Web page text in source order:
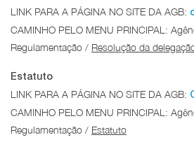
LINK PARA A PÁGINA NO SITE DA AGB:
CAMINHO PELO MENU PRINCIPAL:
Regulamentação / Resolução da
Estatuto
LINK PARA A PÁGINA NO SITE DA AGB:
CAMINHO PELO MENU PRINCIPAL:
Regulamentação / Estatuto